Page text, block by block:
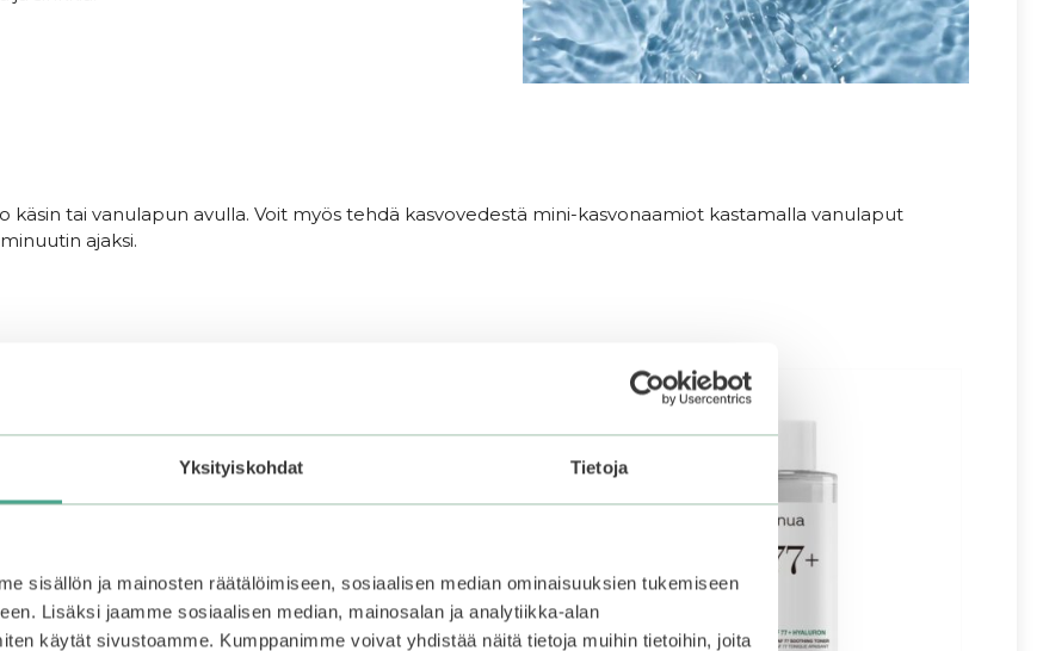
Yksityiskohdat Tietoja
sisällön ja mainosten räätälöimiseen, sosiaalisen median ominaisuuksien tukemiseen
Lisäksi jaamme sosiaalisen median, mainosalan ja analytiikka-alan
käytät sivustoamme. Kumppanimme voivat yhdistää näitä tietoja muihin tietoihin, joita
tai vanulapun avulla. Voit myös tehdä kasvovedestä mini-kasvonaamiot kastamalla vanulaput
ajaksi.